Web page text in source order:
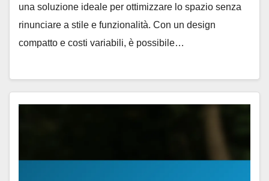
una soluzione ideale per ottimizzare lo spazio senza
rinunciare a stile e funzionalità. Con un design
compatto e costi variabili, è possibile…